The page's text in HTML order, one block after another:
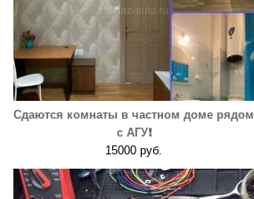
Сдаются комнаты в частном доме рядом
с АГУ❗️
15000 руб.